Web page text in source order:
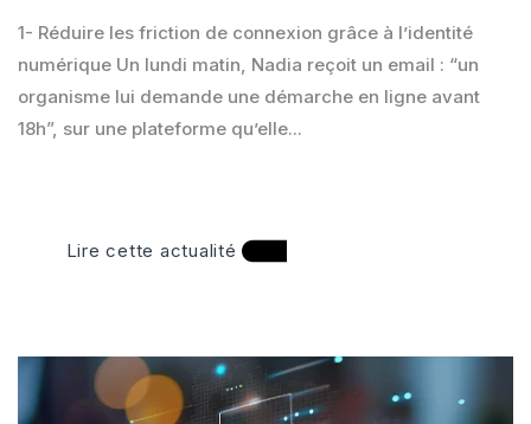
1- Réduire les friction de connexion grâce à l’identité
numérique Un lundi matin, Nadia reçoit un email : “un
organisme lui demande une démarche en ligne avant
18h”, sur une plateforme qu’elle...
Lire cette actualité